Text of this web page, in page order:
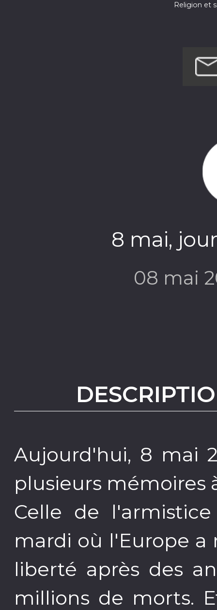
Religion et
8 mai,
08 mai
Aujourd'hui, 8 mai
plusieurs mémoires
Celle de
mardi où l'Europe a
liberté après des
millions de morts.